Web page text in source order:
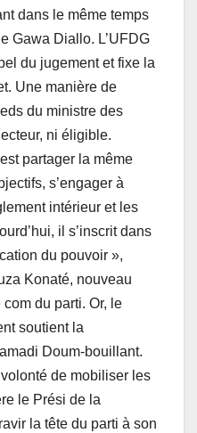
dans le même temps
Gawa Diallo. L’UFDG
du jugement et fixe la
Une manière de
du ministre des
ni éligible.
partager la même
s’engager à
intérieur et les
il s’inscrit dans
du pouvoir »,
Konaté, nouveau
du parti. Or, le
soutient la
Doum-bouillant.
de mobiliser les
le Prési de la
la tête du parti à son